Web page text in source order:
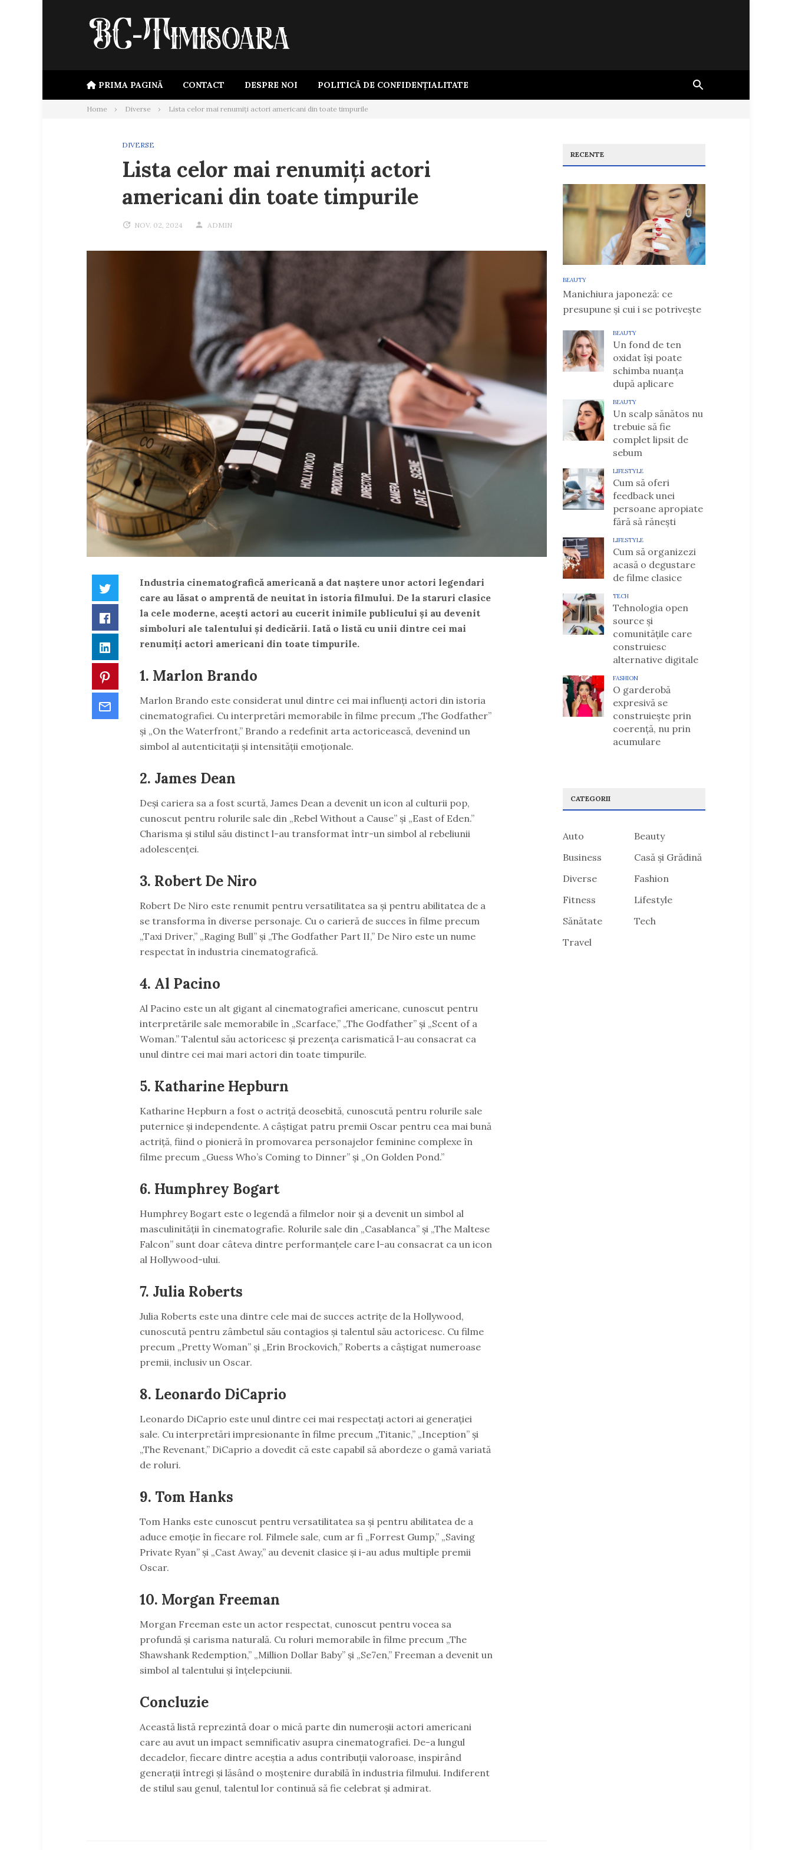
PRIMA PAGINĂ CONTACT DESPRE NOI POLITICĂ DE CONFIDENȚIALITATE
Home Diverse Lista celor mai renumiți actori americani din toate timpurile
DIVERSE
Lista celor mai renumiți actori
americani din toate timpurile
NOV. 02, 2024 ADMIN
Twitter
Facebook
LinkedIn
Pinterest
Industria cinematografică americană a dat naștere unor actori legendari
care au lăsat o amprentă de neuitat în istoria filmului. De la staruri clasice
la cele moderne, acești actori au cucerit inimile publicului și au devenit
simboluri ale talentului și dedicării. Iată o listă cu unii dintre cei mai
renumiți actori americani din toate timpurile.
1. Marlon Brando
Marlon Brando este considerat unul dintre cei mai influenți actori din istoria
cinematografiei. Cu interpretări memorabile în filme precum „The Godfather”
și „On the Waterfront,” Brando a redefinit arta actoricească, devenind un
simbol al autenticitații și intensității emoționale.
2. James Dean
Deși cariera sa a fost scurtă, James Dean a devenit un icon al culturii pop,
cunoscut pentru rolurile sale din „Rebel Without a Cause” și „East of Eden.”
Charisma și stilul său distinct l-au transformat într-un simbol al rebeliunii
adolescenței.
3. Robert De Niro
Robert De Niro este renumit pentru versatilitatea sa și pentru abilitatea de a
se transforma în diverse personaje. Cu o carieră de succes în filme precum
„Taxi Driver,” „Raging Bull” și „The Godfather Part II,” De Niro este un nume
respectat în industria cinematografică.
4. Al Pacino
Al Pacino este un alt gigant al cinematografiei americane, cunoscut pentru
interpretările sale memorabile în „Scarface,” „The Godfather” și „Scent of a
Woman.” Talentul său actoricesc și prezența carismatică l-au consacrat ca
unul dintre cei mai mari actori din toate timpurile.
5. Katharine Hepburn
Katharine Hepburn a fost o actriță deosebită, cunoscută pentru rolurile sale
puternice și independente. A câștigat patru premii Oscar pentru cea mai bună
actriță, fiind o pionieră în promovarea personajelor feminine complexe în
filme precum „Guess Who’s Coming to Dinner” și „On Golden Pond.”
6. Humphrey Bogart
Humphrey Bogart este o legendă a filmelor noir și a devenit un simbol al
masculinității în cinematografie. Rolurile sale din „Casablanca” și „The Maltese
Falcon” sunt doar câteva dintre performanțele care l-au consacrat ca un icon
al Hollywood-ului.
7. Julia Roberts
Julia Roberts este una dintre cele mai de succes actrițe de la Hollywood,
cunoscută pentru zâmbetul său contagios și talentul său actoricesc. Cu filme
precum „Pretty Woman” și „Erin Brockovich,” Roberts a câștigat numeroase
premii, inclusiv un Oscar.
8. Leonardo DiCaprio
Leonardo DiCaprio este unul dintre cei mai respectați actori ai generației
sale. Cu interpretări impresionante în filme precum „Titanic,” „Inception” și
„The Revenant,” DiCaprio a dovedit că este capabil să abordeze o gamă variată
de roluri.
9. Tom Hanks
Tom Hanks este cunoscut pentru versatilitatea sa și pentru abilitatea de a
aduce emoție în fiecare rol. Filmele sale, cum ar fi „Forrest Gump,” „Saving
Private Ryan” și „Cast Away,” au devenit clasice și i-au adus multiple premii
Oscar.
10. Morgan Freeman
Morgan Freeman este un actor respectat, cunoscut pentru vocea sa
profundă și carisma naturală. Cu roluri memorabile în filme precum „The
Shawshank Redemption,” „Million Dollar Baby” și „Se7en,” Freeman a devenit un
simbol al talentului și înțelepciunii.
Concluzie
Această listă reprezintă doar o mică parte din numeroșii actori americani
care au avut un impact semnificativ asupra cinematografiei. De-a lungul
decadelor, fiecare dintre aceștia a adus contribuții valoroase, inspirând
generații întregi și lăsând o moștenire durabilă în industria filmului. Indiferent
de stilul sau genul, talentul lor continuă să fie celebrat și admirat.
RECENTE
BEAUTY
Manichiura japoneză: ce
presupune și cui i se potrivește
BEAUTY
Un fond de ten
oxidat își poate
schimba nuanța
după aplicare
BEAUTY
Un scalp sănătos nu
trebuie să fie
complet lipsit de
sebum
LIFESTYLE
Cum să oferi
feedback unei
persoane apropiate
fără să rănești
LIFESTYLE
Cum să organizezi
acasă o degustare
de filme clasice
TECH
Tehnologia open
source și
comunitățile care
construiesc
alternative digitale
FASHION
O garderobă
expresivă se
construiește prin
coerență, nu prin
acumulare
CATEGORII
Auto
Beauty
Business
Casă și Grădină
Diverse
Fashion
Fitness
Lifestyle
Sănătate
Tech
Travel